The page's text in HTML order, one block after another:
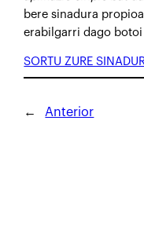
bere sinadura
erabilgarri dago botoi
SORTU ZURE
← Anterior